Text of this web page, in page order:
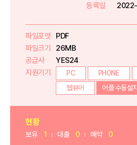
등록일
파일포맷
PDF
파일크기
26MB
공급사
YES24
지원기기
PC PHONE
웹뷰어
어플 수동설치
현황
보유 1 대출 0 예약 0